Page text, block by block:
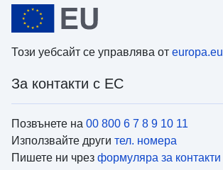
Този уебсайт се управлява от europa.eu
За контакти с ЕС
Позвънете на 00 800 6 7 8 9 10 11
Използвайте други тел. номера
Пишете ни чрез формуляра за контакти